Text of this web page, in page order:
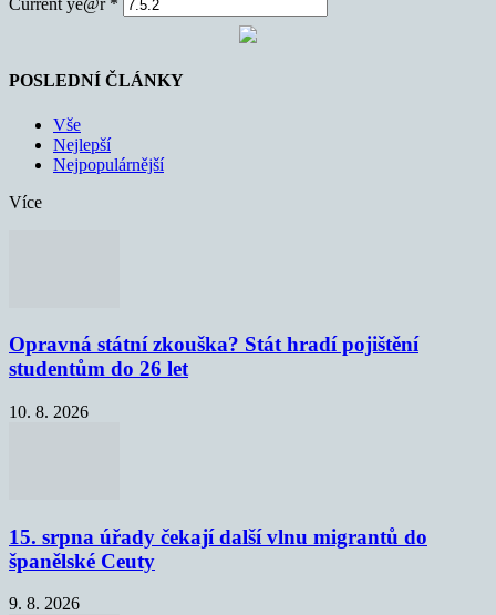
Current ye@r *
POSLEDNÍ ČLÁNKY
Vše
Nejlepší
Nejpopulárnější
Více
Opravná státní zkouška? Stát hradí pojištění
studentům do 26 let
10. 8. 2026
15. srpna úřady čekají další vlnu migrantů do
španělské Ceuty
9. 8. 2026